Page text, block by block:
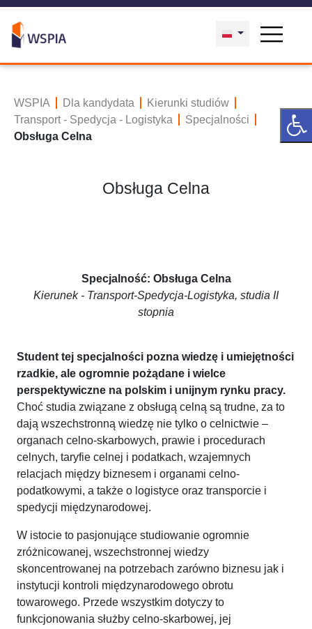
WSPIA Dla kandydata
Kierunki studiów
Transport - Spedycja - Logistyka
Specjalności
Obsługa Celna
Obsługa Celna
Specjalność: Obsługa Celna
Kierunek - Transport-Spedycja-Logistyka, studia II
stopnia
Student tej specjalności pozna wiedzę i umiejętności
rzadkie, ale ogromnie pożądane i wielce
perspektywiczne na polskim i unijnym rynku pracy.
Choć studia związane z obsługą celną są trudne, za to
dają wszechstronną wiedzę nie tylko o celnictwie –
organach celno-skarbowych, prawie i procedurach
celnych, taryfie celnej i podatkach, wzajemnych
relacjach między biznesem i organami celno-
podatkowymi, a także o logistyce oraz transporcie i
spedycji międzynarodowej.
W istocie to pasjonujące studiowanie ogromnie
zróżnicowanej, wszechstronnej wiedzy
skoncentrowanej na potrzebach zarówno biznesu jak i
instytucji kontroli międzynarodowego obrotu
towarowego. Przede wszystkim dotyczy to
funkcjonowania służby celno-skarbowej, jej